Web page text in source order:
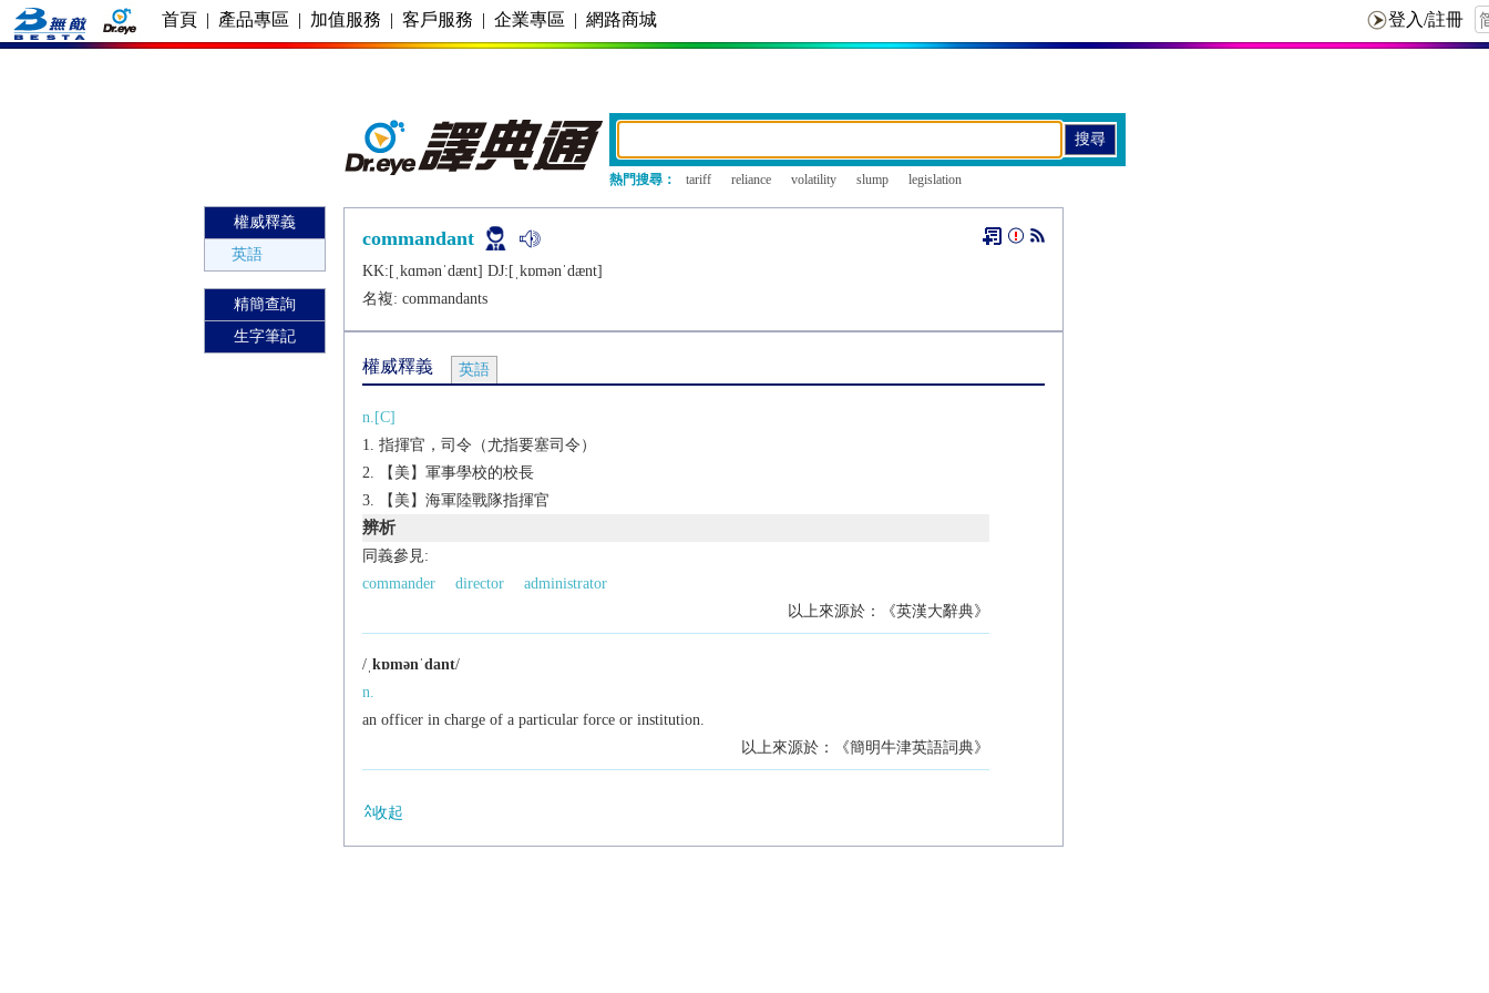
首頁 | 產品專區 | 加值服務 | 客戶服務 | 企業專區 | 網路商城
熱門搜尋： tariff reliance volatility slump legislation
權威釋義
英語
精簡查詢
生字筆記
commandant
KK:[ˌkɑmǝnˈdænt] DJ:[ˌkɒmǝnˈdænt]
名複: commandants
權威釋義 英語
n.[C]
指揮官，司令（尤指要塞司令）
【美】軍事學校的校長
【美】海軍陸戰隊指揮官
辨析
同義參見:
commander
director
administrator
以上來源於：《英漢大辭典》
/ˌkɒmənˈdant/
n.
an officer in charge of a particular force or institution.
以上來源於：《簡明牛津英語詞典》
收起